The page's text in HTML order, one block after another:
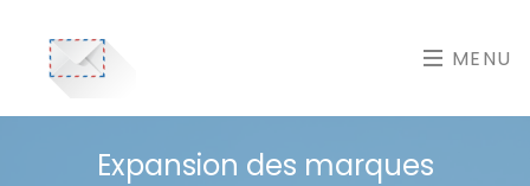
MENU
Expansion des marques